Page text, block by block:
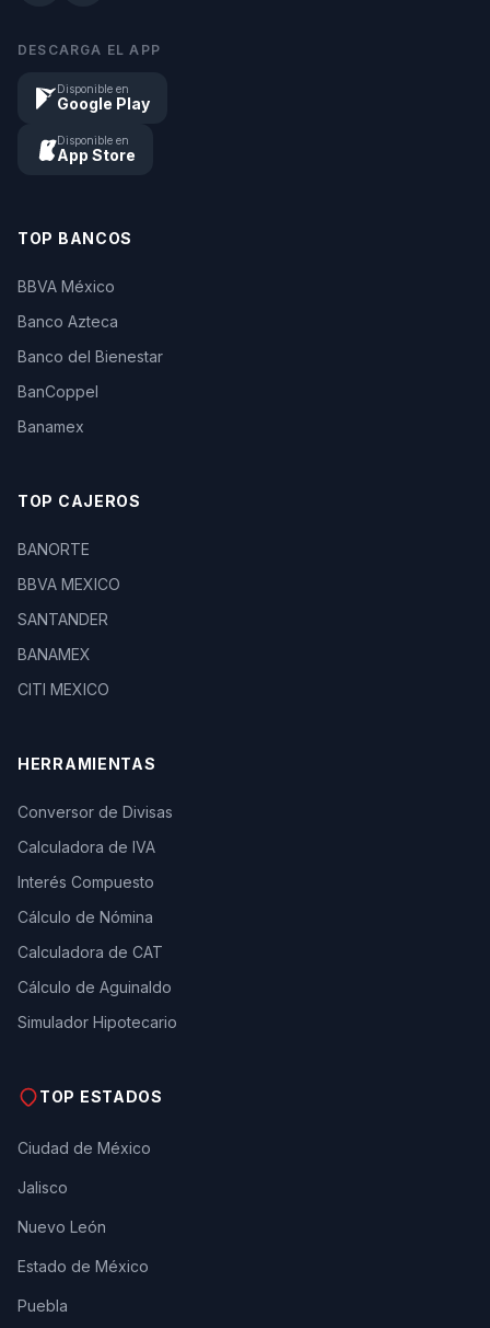
DESCARGA EL APP
Disponible en
Google Play
Disponible en
App Store
TOP BANCOS
BBVA México
Banco Azteca
Banco del Bienestar
BanCoppel
Banamex
TOP CAJEROS
BANORTE
BBVA MEXICO
SANTANDER
BANAMEX
CITI MEXICO
HERRAMIENTAS
Conversor de Divisas
Calculadora de IVA
Interés Compuesto
Cálculo de Nómina
Calculadora de CAT
Cálculo de Aguinaldo
Simulador Hipotecario
TOP ESTADOS
Ciudad de México
Jalisco
Nuevo León
Estado de México
Puebla